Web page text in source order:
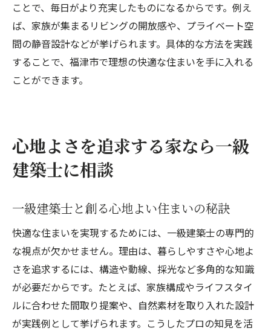
一級建築士と叶える家族の理想の暮らし
一級建築士の知恵で実現する快適な家
理想の住まいを一級建築士が徹底サポート
一級建築士と進める快適な住環境づくり
ことで、毎日がより充実したものになるからです。例え
ば、家族が集まるリビングの開放感や、プライベート空
間の静音設計などが挙げられます。具体的な方法を実践
することで、福津市で理想の快適な住まいを手に入れる
ことができます。
心地よさを追求する家なら一級
建築士に相談
一級建築士と創る心地よい住まいの秘訣
快適な住まいを実現するためには、一級建築士の専門的
な視点が欠かせません。理由は、暮らしやすさや心地よ
さを追求するには、構造や動線、採光など多角的な知識
が必要だからです。たとえば、家族構成やライフスタイ
ルに合わせた間取り提案や、自然素材を取り入れた設計
が実践例として挙げられます。こうしたプロの知見を活